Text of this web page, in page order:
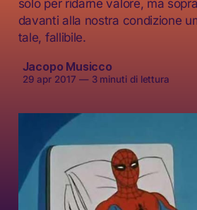
solo per ridarne valore, ma
davanti alla nostra condizione
tale, fallibile.
Jacopo Musicco
29 apr 2017 —3 minuti di lettura